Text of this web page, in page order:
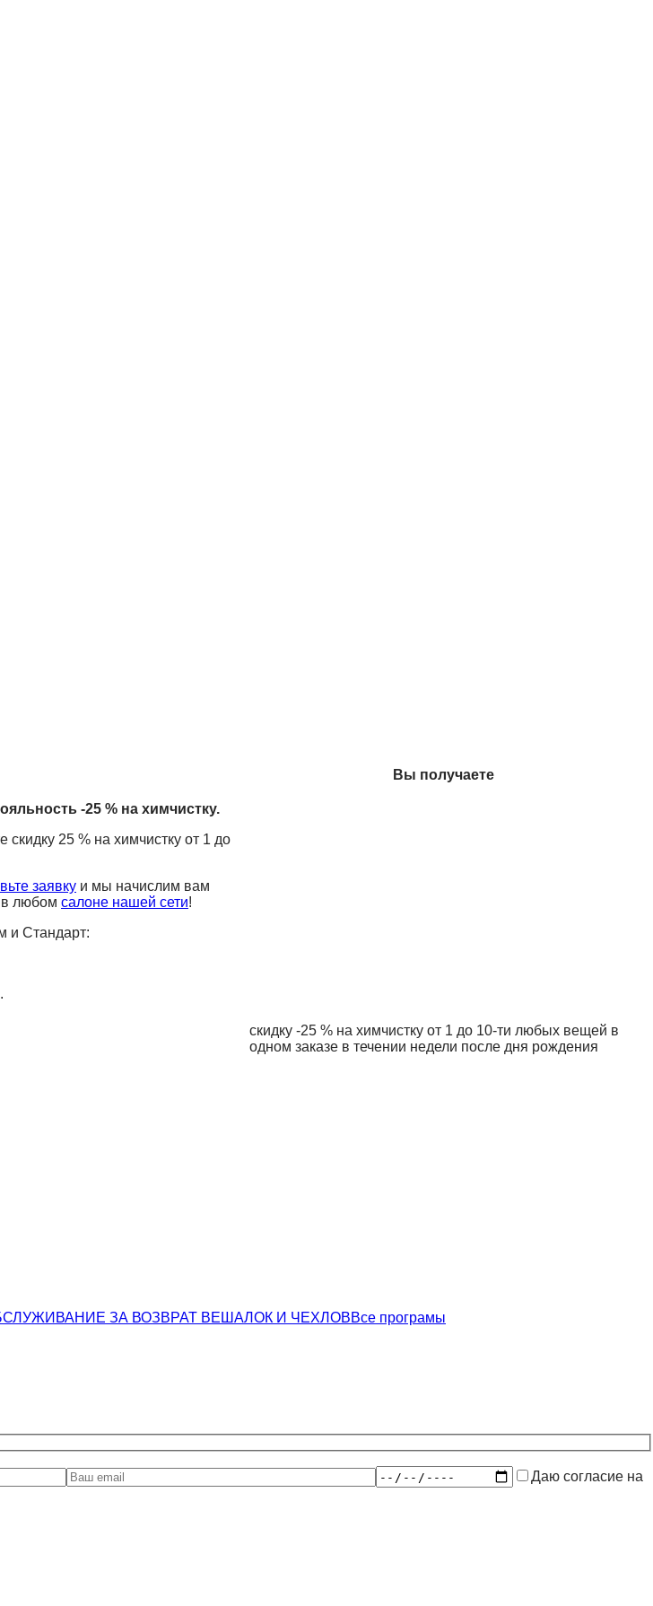
Вы получаете
-25 % на химчистку.
25 % на химчистку от 1 до
заявку и мы начислим вам
в любом салоне нашей сети!
и Стандарт:
скидку -25 % на химчистку от 1 до 10-ти любых вещей в
одном заказе в течении недели после дня рождения
ЗА ВОЗВРАТ ВЕШАЛОК И ЧЕХЛОВВсе програмы
Даю согласие на